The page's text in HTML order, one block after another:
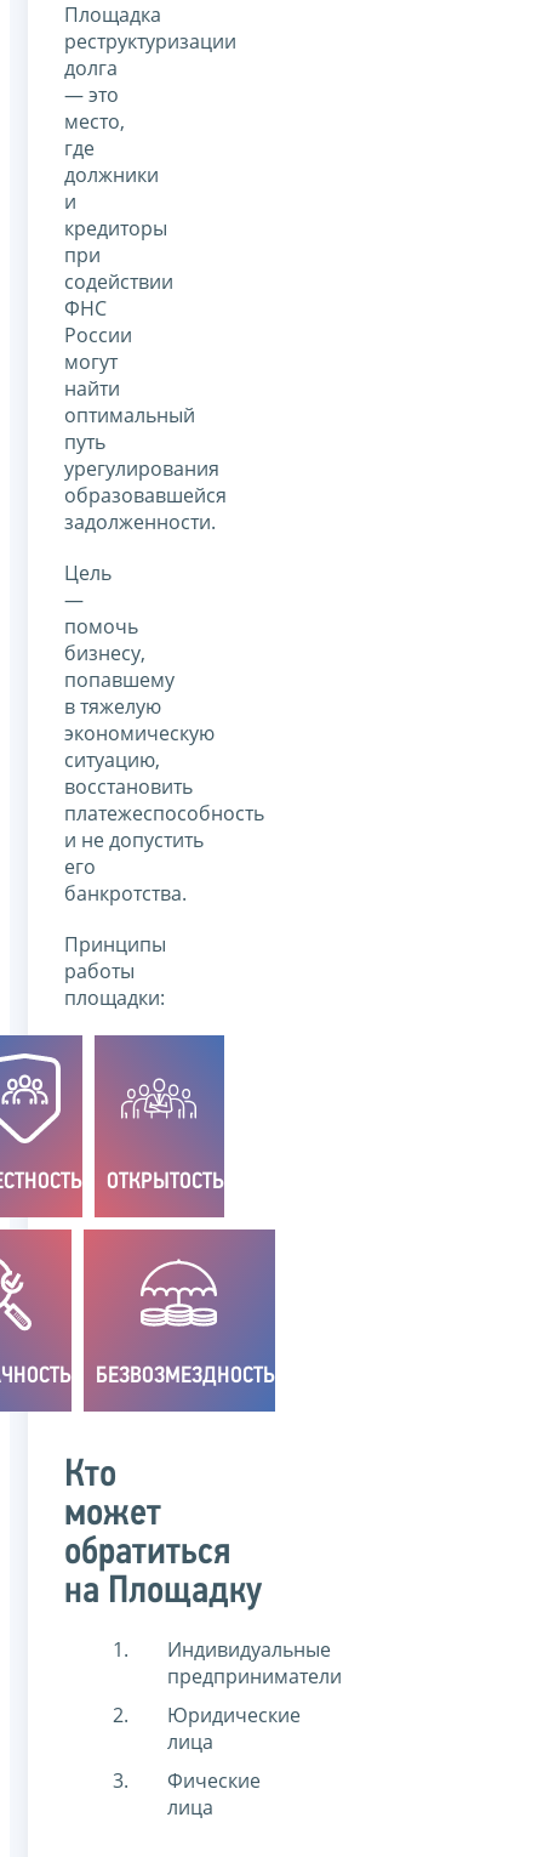
Площадка
реструктуризации
долга
— это
место,
где
должники
и
кредиторы
при
содействии
ФНС
России
могут
найти
оптимальный
путь
урегулирования
образовавшейся
задолженности.
Цель
—
помочь
бизнесу,
попавшему
в тяжелую
экономическую
ситуацию,
восстановить
платежеспособность
и не допустить
его
банкротства.
Принципы
работы
площадки:
ОТКРЫТОСТЬ
БЕЗВОЗМЕЗДНОСТЬ
Кто
может
обратиться
на Площадку
Индивидуальные
предприниматели
Юридические
лица
Фические
лица